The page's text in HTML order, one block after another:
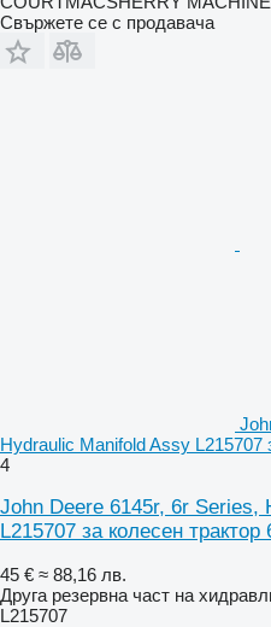
Свържете се с продавача
Hydraulic Manifold Assy L215707
4
John Deere 6145r, 6r Series,
L215707 за колесен трактор
45 € ≈ 88,16 лв.
Друга резервна част на
L215707